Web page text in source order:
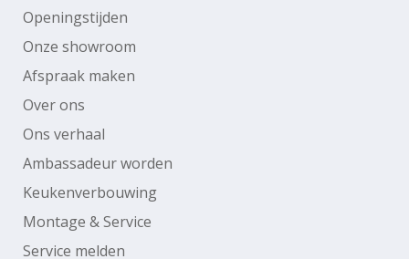
Openingstijden
Onze showroom
Afspraak maken
Over ons
Ons verhaal
Ambassadeur worden
Keukenverbouwing
Montage & Service
Service melden